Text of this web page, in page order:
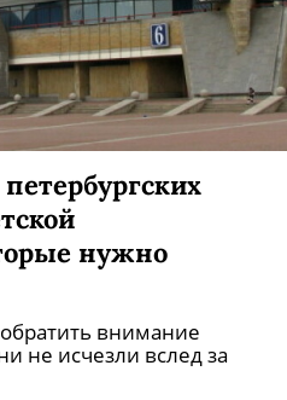
нужно
внимание
не исчезли вслед за